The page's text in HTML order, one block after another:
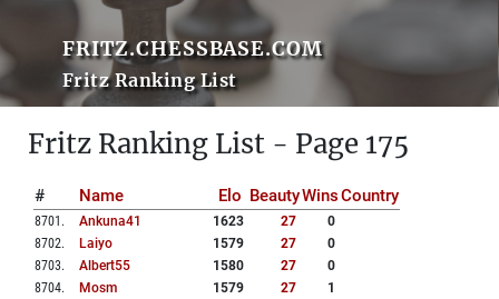
FRITZ.CHESSBASE.COM
Fritz Ranking List
Fritz Ranking List - Page 175
# Name Elo BeautyWinsCountry
8701 . Ankuna41 1623 27
0
8702. Laiyo 1579 27
0
8703. Albert55 1580 27
0
8704. Mosm 1579 27
1